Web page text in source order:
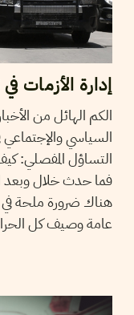
إدارة
الكم الهائل من
السياسي
التساؤل المفصلي:
هناك ضرورة ملحة
عامة وصيف كل